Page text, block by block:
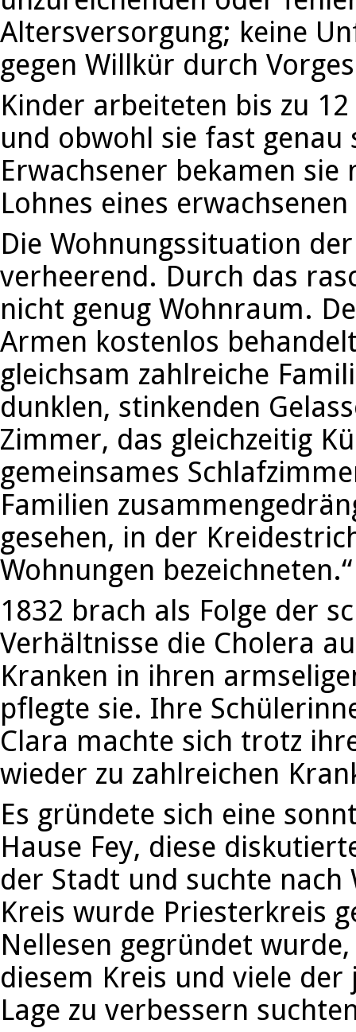
Altersversorgung; keine
gegen Willkür durch
Kinder arbeiteten bis zu
und obwohl sie fast
Erwachsener bekamen
Lohnes eines
Die Wohnungssituation
verheerend. Durch das
nicht genug Wohnraum.
Armen kostenlos
gleichsam zahlreiche
dunklen, stinkenden
Zimmer, das gleichzeitig
gemeinsames
Familien
gesehen, in der
Wohnungen bezeichneten.“
1832 brach als Folge der
Verhältnisse die Cholera
Kranken in ihren
pflegte sie. Ihre
Clara machte sich trotz
wieder zu zahlreichen
Es gründete sich eine
Hause Fey, diese
der Stadt und suchte nach
Kreis wurde Priesterkreis
Nellesen gegründet
diesem Kreis und viele
Lage zu verbessern